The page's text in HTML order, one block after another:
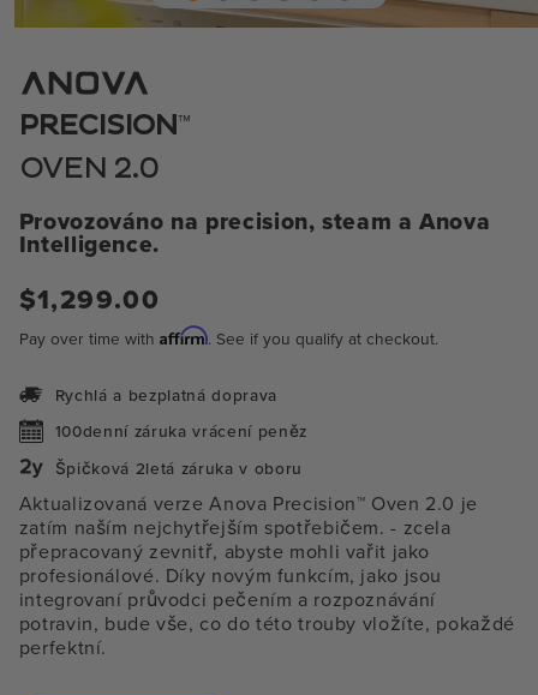
okně
PRECISION™
OVEN 2.0
Provozováno na precision, steam a Anova
Intelligence.
Běžná
$1,299.00
Pay over time with Affirm. See if you qualify at checkout.
Rychlá a bezplatná doprava
100denní záruka vrácení peněz
Špičková 2letá záruka v oboru
Aktualizovaná verze Anova Precision™ Oven 2.0 je
zatím naším nejchytřejším spotřebičem.- zcela
přepracovaný zevnitř, abyste mohli vařit jako
profesionálové. Díky novým funkcím, jako jsou
integrovaní průvodci pečením a rozpoznávání
potravin, bude vše, co do této trouby vložíte, pokaždé
perfektní.